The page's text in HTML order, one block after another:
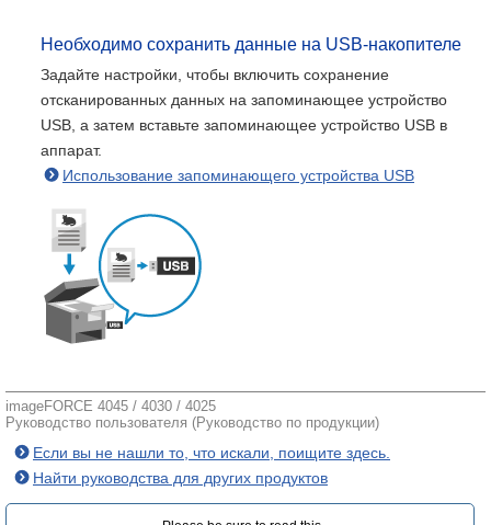
Необходимо сохранить данные на USB-накопителе
Задайте настройки, чтобы включить сохранение
отсканированных данных на запоминающее устройство
USB, а затем вставьте запоминающее устройство USB в
аппарат.
Использование запоминающего устройства USB
imageFORCE 4045 / 4030 / 4025
Руководство пользователя (Руководство по продукции)
Если вы не нашли то, что искали, поищите здесь.
Найти руководства для других продуктов